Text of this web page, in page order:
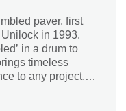
paver, first
in 1993.
in a drum to
timeless
to any project.
in the